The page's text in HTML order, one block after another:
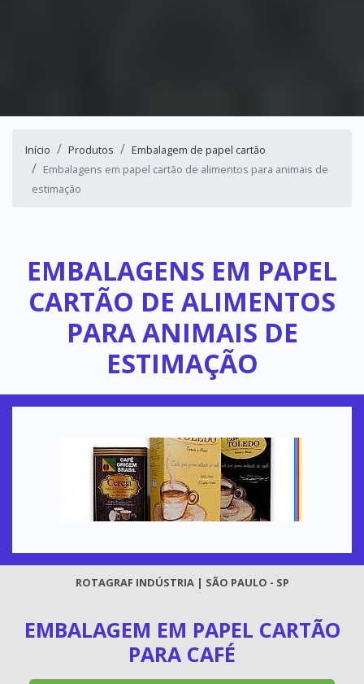
Início Produtos
Embalagem de papel cartão
Embalagens em papel cartão de alimentos para animais de
estimação
EMBALAGENS EM PAPEL
CARTÃO DE ALIMENTOS
PARA ANIMAIS DE
ESTIMAÇÃO
ROTAGRAF INDÚSTRIA | SÃO PAULO - SP
EMBALAGEM EM PAPEL CARTÃO
PARA CAFÉ